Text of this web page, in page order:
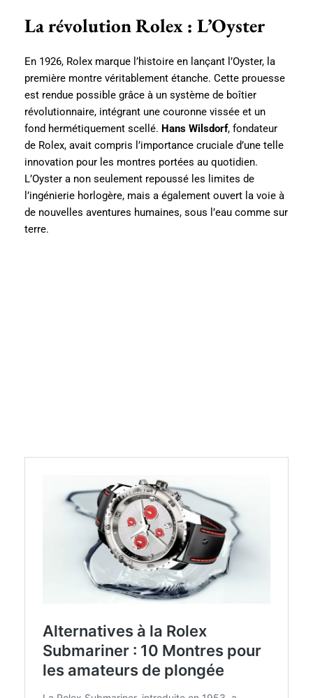
La révolution Rolex : L’Oyster
En 1926, Rolex marque l’histoire en lançant l’Oyster, la
première montre véritablement étanche. Cette prouesse
est rendue possible grâce à un système de boîtier
révolutionnaire, intégrant une couronne vissée et un
fond hermétiquement scellé. Hans Wilsdorf, fondateur
de Rolex, avait compris l’importance cruciale d’une telle
innovation pour les montres portées au quotidien.
L’Oyster a non seulement repoussé les limites de
l’ingénierie horlogère, mais a également ouvert la voie à
de nouvelles aventures humaines, sous l’eau comme sur
terre.